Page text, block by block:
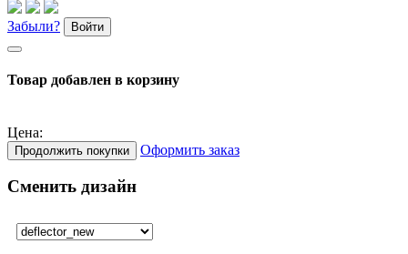
Забыли? Войти
Товар добавлен в корзину
Цена:
Продолжить покупки Оформить заказ
Сменить дизайн